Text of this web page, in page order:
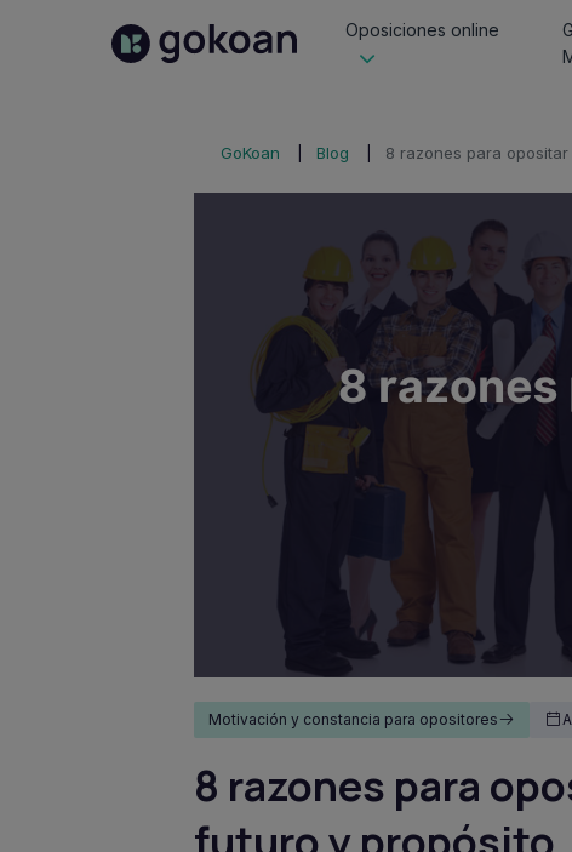
Oposiciones online
GoKoan Blog 8 razones para
Motivación y constancia para opositores
8 razones para